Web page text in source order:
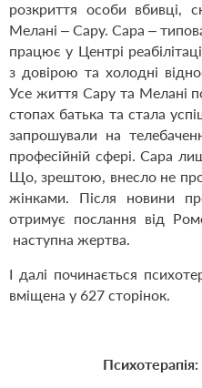
розкриття особи вбивці,
Мелані – Сару. Сара –
працює у Центрі
з довірою та холодні
Усе життя Сару та Мелані
стопах батька та стала
запрошували на
професійній сфері. Сара
Що, зрештою, внесло не
жінками. Після новини
отримує послання від
наступна жертва.
І далі починається
вміщена у 627 сторінок.
Психотерапія: